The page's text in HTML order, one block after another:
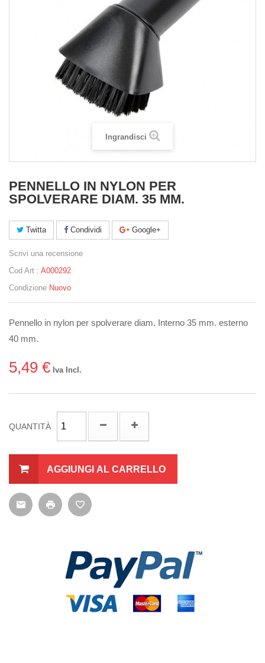
Ingrandisci
PENNELLO IN NYLON PER
SPOLVERARE DIAM. 35 MM.
Twitta Condividi Google+
Scrivi una recensione
Cod Art : A000292
Condizione Nuovo
Pennello in nylon per spolverare diam. Interno 35 mm. esterno
40 mm.
5,49 € Iva Incl.
QUANTITÀ
AGGIUNGI AL CARRELLO